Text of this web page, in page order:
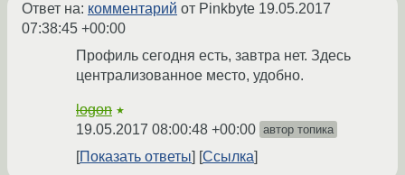
Ответ на: комментарий от Pinkbyte 19.05.2017
07:38:45 +00:00
Профиль сегодня есть, завтра нет. Здесь
централизованное место, удобно.
logon ★
19.05.2017 08:00:48 +00:00 автор топика
Показать ответы Ссылка